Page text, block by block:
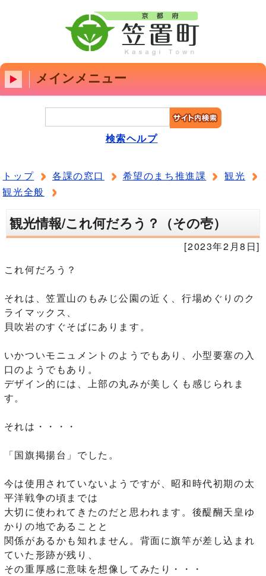
メインメニュー
検索ヘルプ
トップ 各課の窓口 希望のまち推進課
観光
観光全般
観光情報/これ何だろう？（その壱）
[2023年2月8日]
これ何だろう？
それは、笠置山のもみじ公園の近く、行場めぐりのク
ライマックス、
貝吹岩のすぐそばにあります。
いかついモニュメントのようでもあり、小型要塞の入
口のようでもあり。
デザイン的には、上部の丸みが美しくも感じられま
す。
それは・・・・
「国旗掲揚台」でした。
今は使用されていないようですが、昭和時代初期の太
平洋戦争の頃までは
大切に使われてきたのだと思われます。後醍醐天皇ゆ
かりの地であることと
関係があるかも知れません。背面に旗竿が差し込まれ
ていた形跡が残り、
その重厚感に意味を想像してみたり・・・